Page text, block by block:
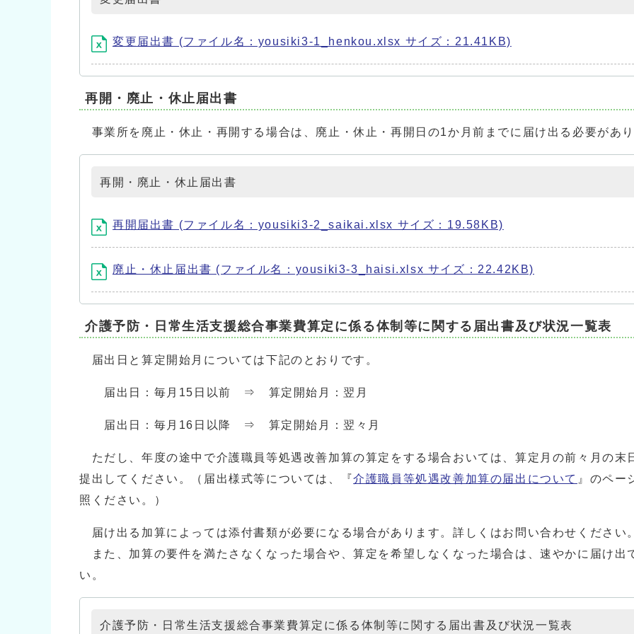
変更届出書 (ファイル名：yousiki3-1_henkou.xlsx サイズ：21.41KB)
再開・廃止・休止届出書
事業所を廃止・休止・再開する場合は、廃止・休止・再開日の1か月前までに届け出る必要があ
再開・廃止・休止届出書
再開届出書 (ファイル名：yousiki3-2_saikai.xlsx サイズ：19.58KB)
廃止・休止届出書 (ファイル名：yousiki3-3_haisi.xlsx サイズ：22.42KB)
介護予防・日常生活支援総合事業費算定に係る体制等に関する届出書及び状況一覧表
届出日と算定開始月については下記のとおりです。
届出日：毎月15日以前 ⇒ 算定開始月：翌月
届出日：毎月16日以降 ⇒ 算定開始月：翌々月
ただし、年度の途中で介護職員等処遇改善加算の算定をする場合おいては、算定月の前々月の末
提出してください。（届出様式等については、『介護職員等処遇改善加算の届出について 』のペー
照ください。）
届け出る加算によっては添付書類が必要になる場合があります。詳しくはお問い合わせください
また、加算の要件を満たさなくなった場合や、算定を希望しなくなった場合は、速やかに届け出
い。
介護予防・日常生活支援総合事業費算定に係る体制等に関する届出書及び状況一覧表